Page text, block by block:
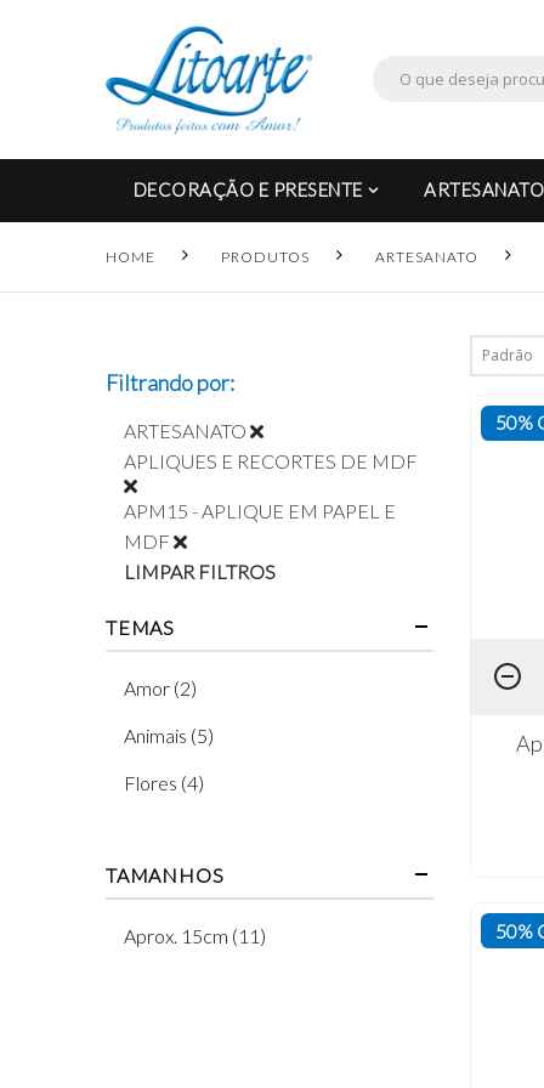
DECORAÇÃO E PRESENTE ARTESANATO
HOME PRODUTOS ARTESANATO
50%
50%
Filtrando por:
ARTESANATO
APLIQUES E RECORTES DE MDF
APM15 - APLIQUE EM PAPEL E
MDF
LIMPAR FILTROS
TEMAS
Amor (2)
Animais (5)
Flores (4)
TAMANHOS
Aprox. 15cm (11)